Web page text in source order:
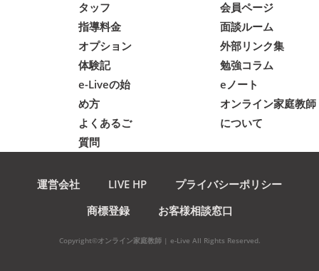
タッフ
指導料金
オプション
体験記
e-Liveの始
め方
よくあるご
質問
会員ページ
面談ルーム
外部リンク集
勉強コラム
eノート
オンライン家庭教師
について
運営会社 LIVE HP
プライバシーポリシー
商標登録
お客様相談窓口
Copyright©オンライン家庭教師 | e-Live All Rights Reserved.